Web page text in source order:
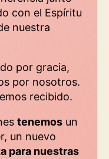
con el Espíritu
nuestra
por gracia,
por nosotros.
recibido.
tenemos un
un nuevo
para nuestras